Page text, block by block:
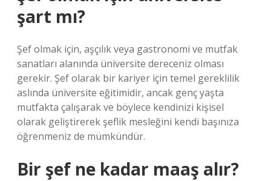
şart mı?
Şef olmak için, aşçılık veya gastronomi ve mutfak
sanatları alanında üniversite dereceniz olması
gerekir. Şef olarak bir kariyer için temel gereklilik
aslında üniversite eğitimidir, ancak genç yaşta
mutfakta çalışarak ve böylece kendinizi kişisel
olarak geliştirerek şeflik mesleğini kendi başınıza
öğrenmeniz de mümkündür.
Bir şef ne kadar maaş alır?